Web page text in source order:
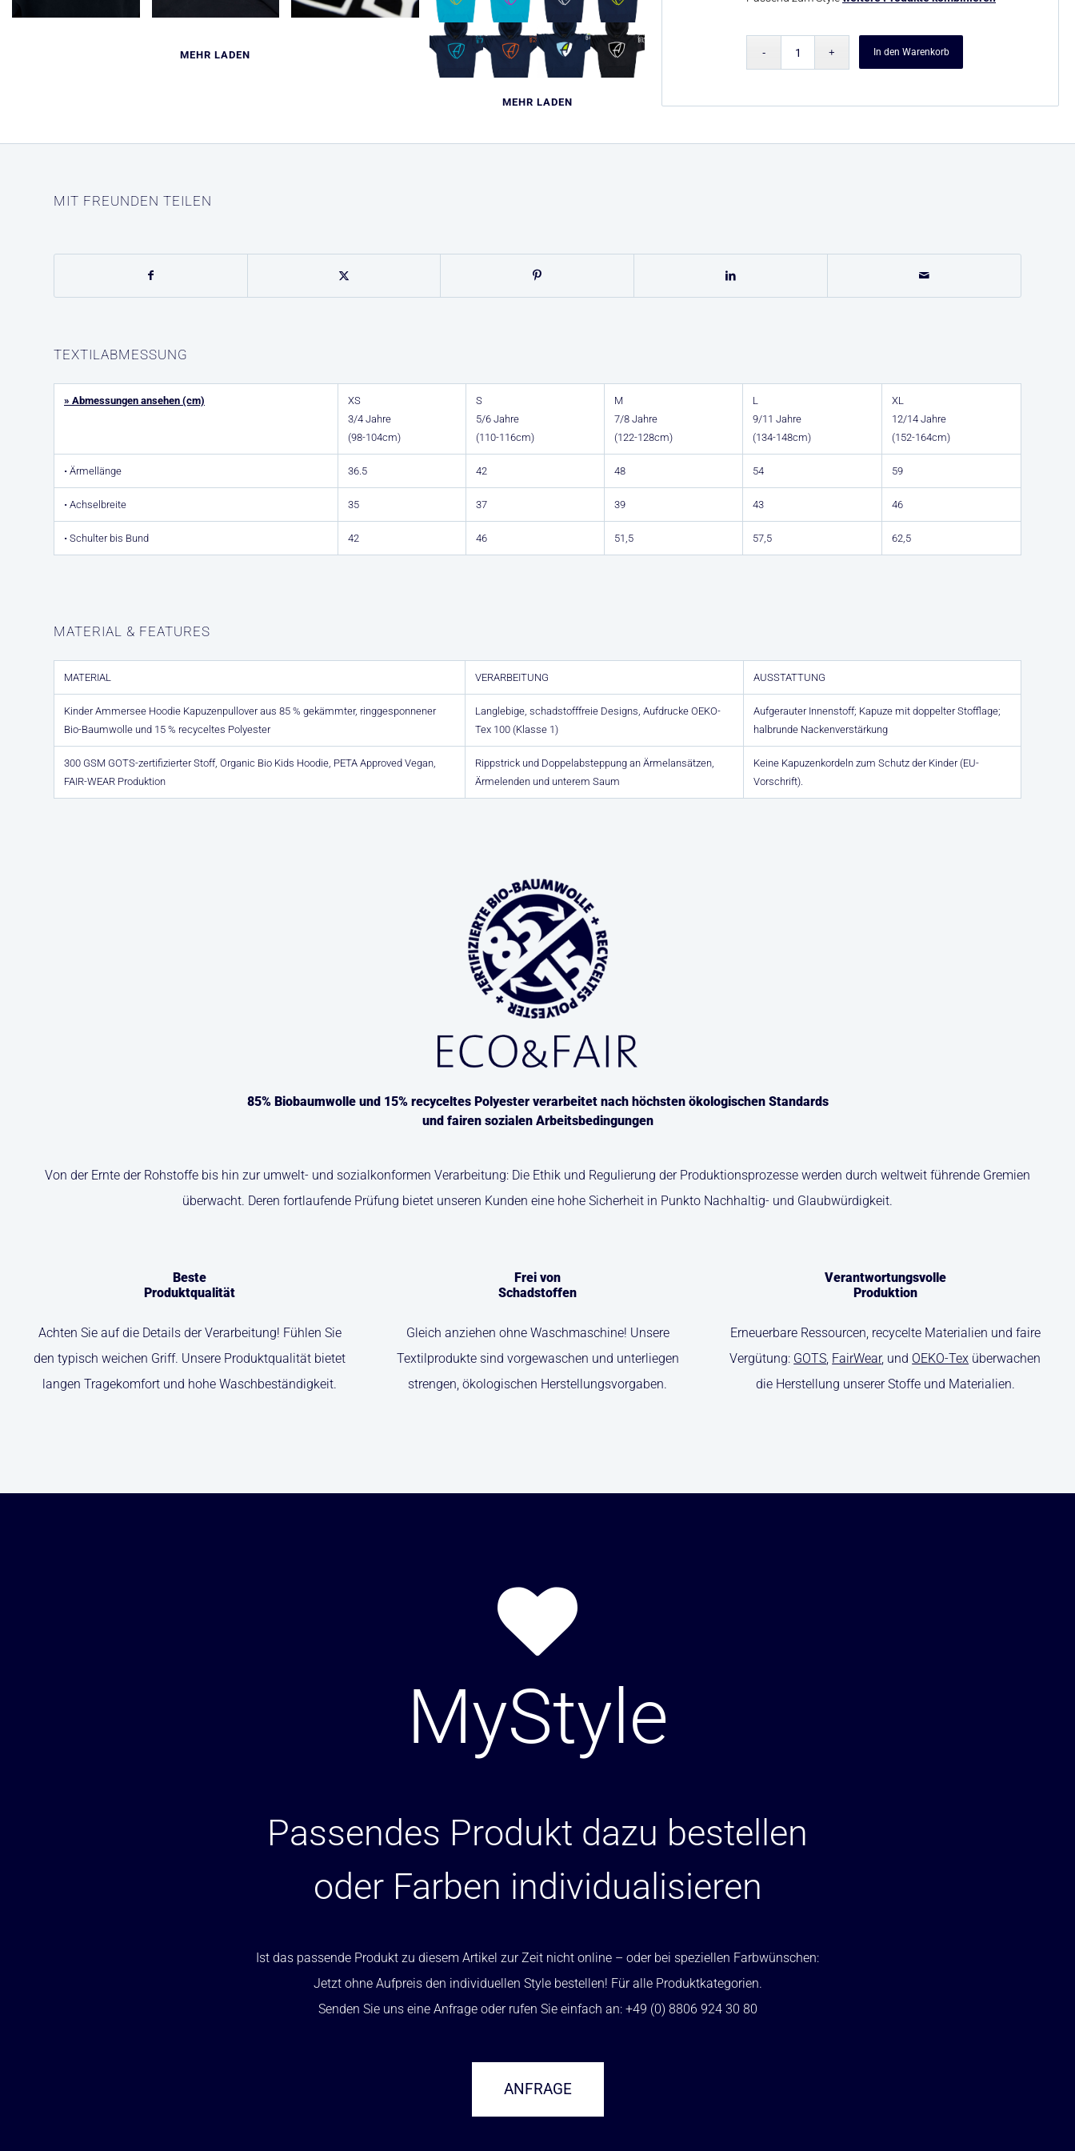
MEHR LADEN
MEHR LADEN
In den Warenkorb
MIT FREUNDEN TEILEN
TEXTILABMESSUNG
» Abmessungen ansehen (cm)
XS
3/4 Jahre
(98-104cm)
S
5/6 Jahre
(110-116cm)
M
7/8 Jahre
(122-128cm)
L
9/11 Jahre
(134-148cm)
XL
12/14 Jahre
(152-164cm)
• Ärmellänge 36.5 42 48 54 59
• Achselbreite 35 37 39 43 46
• Schulter bis Bund 42 46 51,5 57,5 62,5
MATERIAL & FEATURES
MATERIAL VERARBEITUNG AUSSTATTUNG
Kinder Ammersee Hoodie Kapuzenpullover aus 85 % gekämmter, ringgesponnener
Bio-Baumwolle und 15 % recyceltes Polyester
Langlebige, schadstofffreie Designs, Aufdrucke OEKO-
Tex 100 (Klasse 1)
Aufgerauter Innenstoff; Kapuze mit doppelter Stofflage;
halbrunde Nackenverstärkung
300 GSM GOTS-zertifizierter Stoff, Organic Bio Kids Hoodie, PETA Approved Vegan,
FAIR-WEAR Produktion
Rippstrick und Doppelabsteppung an Ärmelansätzen,
Ärmelenden und unterem Saum
Keine Kapuzenkordeln zum Schutz der Kinder (EU-
Vorschrift).
85% Biobaumwolle und 15% recyceltes Polyester verarbeitet nach höchsten ökologischen Standards
und fairen sozialen Arbeitsbedingungen
Von der Ernte der Rohstoffe bis hin zur umwelt- und sozialkonformen Verarbeitung: Die Ethik und Regulierung der Produktionsprozesse werden durch weltweit führende Gremien
überwacht. Deren fortlaufende Prüfung bietet unseren Kunden eine hohe Sicherheit in Punkto Nachhaltig- und Glaubwürdigkeit.
Beste
Produktqualität
Achten Sie auf die Details der Verarbeitung! Fühlen Sie
den typisch weichen Griff. Unsere Produktqualität bietet
langen Tragekomfort und hohe Waschbeständigkeit.
Frei von
Schadstoffen
Gleich anziehen ohne Waschmaschine! Unsere
Textilprodukte sind vorgewaschen und unterliegen
strengen, ökologischen Herstellungsvorgaben.
Verantwortungsvolle
Produktion
Erneuerbare Ressourcen, recycelte Materialien und faire
Vergütung: GOTS, FairWear, und OEKO-Tex überwachen
die Herstellung unserer Stoffe und Materialien.
MyStyle
Passendes Produkt dazu bestellen
oder Farben individualisieren
Ist das passende Produkt zu diesem Artikel zur Zeit nicht online – oder bei speziellen Farbwünschen:
Jetzt ohne Aufpreis den individuellen Style bestellen! Für alle Produktkategorien.
Senden Sie uns eine Anfrage oder rufen Sie einfach an: +49 (0) 8806 924 30 80
ANFRAGE